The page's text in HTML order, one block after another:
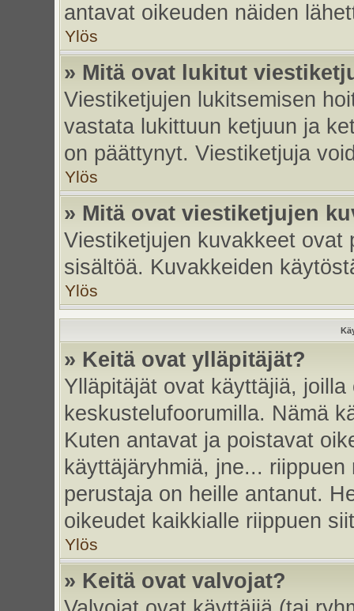
antavat oikeuden näiden
Ylös
» Mitä ovat lukitut
Viestiketjujen lukitsemisen
vastata lukittuun ketjuun ja
on päättynyt. Viestiketjuja
Ylös
» Mitä ovat viestiketjujen
Viestiketjujen kuvakkeet ovat
sisältöä. Kuvakkeiden
Ylös
» Keitä ovat ylläpitäjät?
Ylläpitäjät ovat käyttäjiä,
keskustelufoorumilla. Nämä
Kuten antavat ja poistavat
käyttäjäryhmiä, jne...
perustaja on heille antanut.
oikeudet kaikkialle riippuen
Ylös
» Keitä ovat valvojat?